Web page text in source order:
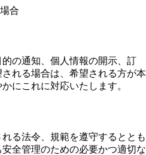
合
の通知、個人情報の開示、訂
れる場合は、希望される方が本
にこれに対応いたします。
る法令、規範を遵守するととも
全管理のための必要かつ適切な